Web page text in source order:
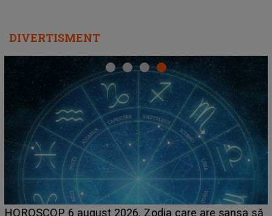
DIVERTISMENT
să LINE-UP UNTOLD ONE, ziua 2. La ce oră